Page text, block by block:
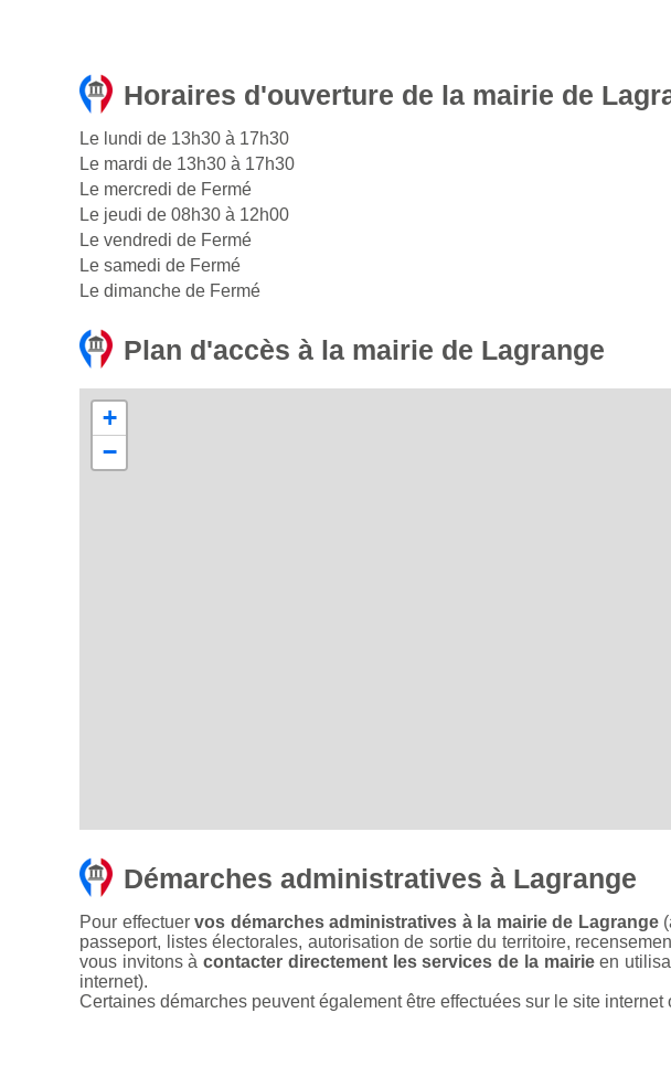
Horaires d'ouverture de la mairie de
Le lundi de 13h30 à 17h30
Le mardi de 13h30 à 17h30
Le mercredi de Fermé
Le jeudi de 08h30 à 12h00
Le vendredi de Fermé
Le samedi de Fermé
Le dimanche de Fermé
Plan d'accès à la mairie de Lagrange
+
−
Démarches administratives à Lagrange
Pour effectuervos démarches administratives à la mairie de Lagrange
passeport, listes électorales, autorisation de sortie du territoire,
vous invitons àcontacter directement les services de la mairieen
internet).
Certaines démarches peuvent également être effectuées sur le site